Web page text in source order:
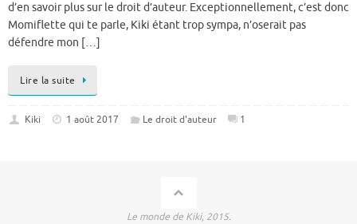
d’en savoir plus sur le droit d’auteur. Exceptionnellement, c’est donc
Momiflette qui te parle, Kiki étant trop sympa, n’oserait pas
défendre mon […]
Lire la suite
Kiki 1 août 2017 Le droit d'auteur 1
Le monde de Kiki, 2015.